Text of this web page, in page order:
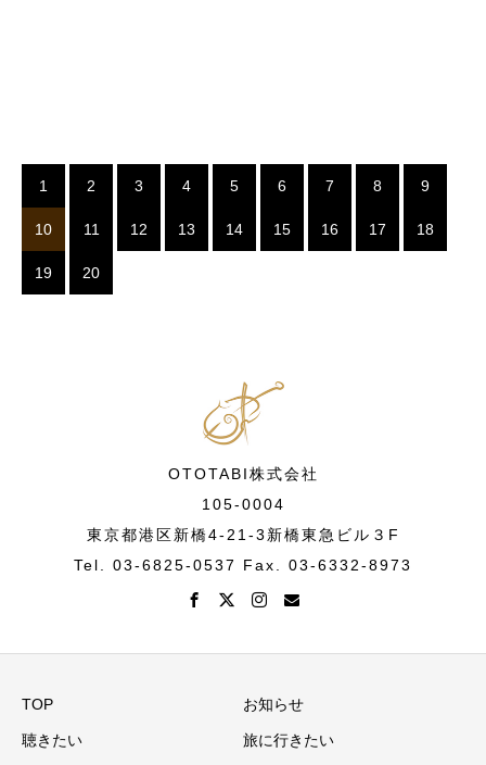
1 2 3 4 5 6 7 8 9
10 11 12 13 14 15 16 17 18
19 20
OTOTABI株式会社
105-0004
東京都港区新橋4-21-3新橋東急ビル３F
Tel. 03-6825-0537 Fax. 03-6332-8973
TOP お知らせ
聴きたい 旅に行きたい